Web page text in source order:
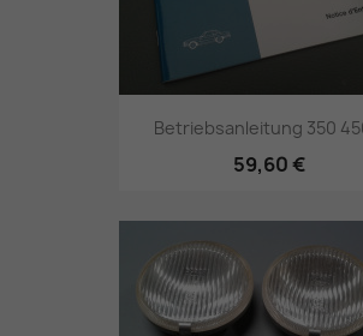
Betriebsanleitung 350
59,60 €